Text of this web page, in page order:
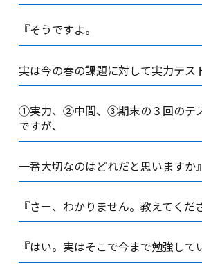
『そうですよ。
実は今の春の課題に対して実力テス
①実力、②中間、③期末の３回のテ
ですが、
一番大切なのはどれだと思いますか』
『さー、わかりません。教えてくだ
『はい。実はそこで今まで勉強して